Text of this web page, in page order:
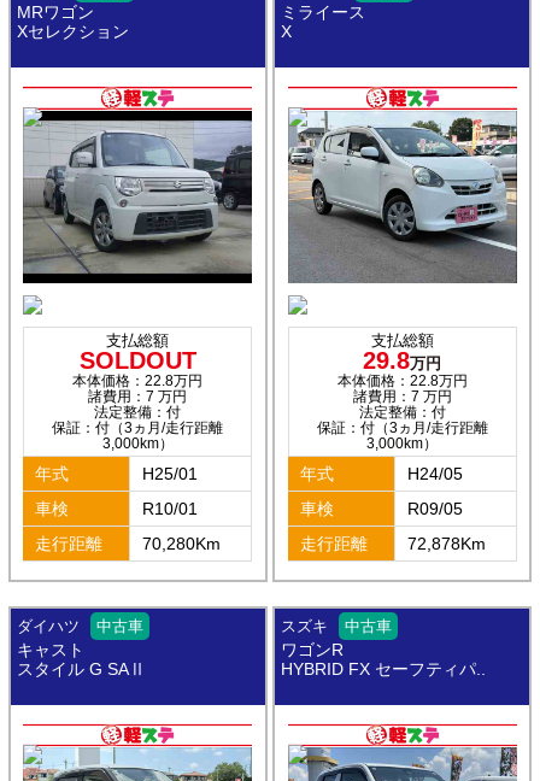
MRワゴン
Xセレクション
支払総額
SOLDOUT
本体価格：22.8万円
諸費用：7 万円
法定整備：付
保証：付（3ヵ月/走行距離
3,000km）
年式
H25/01
車検
R10/01
走行距離
70,280Km
ミライース
X
支払総額
29.8万円
本体価格：22.8万円
諸費用：7 万円
法定整備：付
保証：付（3ヵ月/走行距離
3,000km）
年式
H24/05
車検
R09/05
走行距離
72,878Km
ダイハツ 中古車
キャスト
スタイル G SAⅡ
スズキ 中古車
ワゴンR
HYBRID FX セーフティパ..